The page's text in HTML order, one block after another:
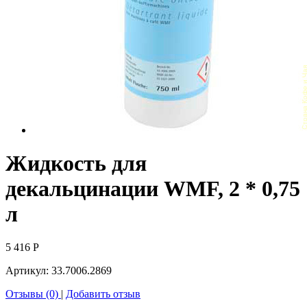
Жидкость для
декальцинации WMF, 2 * 0,75
л
5 416 Р
Артикул: 33.7006.2869
Отзывы (0) | Добавить отзыв